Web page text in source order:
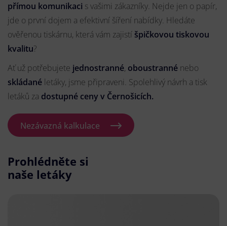
přímou komunikaci s vašimi zákazníky. Nejde jen o papír,
jde o první dojem a efektivní šíření nabídky. Hledáte
ověřenou tiskárnu, která vám zajistí špičkovou tiskovou
kvalitu?
Ať už potřebujete jednostranné, oboustranné nebo
skládané letáky, jsme připraveni. Spolehlivý návrh a tisk
letáků za dostupné ceny v Černošicích.
Nezávazná kalkulace
Prohlédněte si
naše letáky